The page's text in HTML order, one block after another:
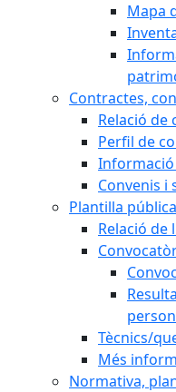
Mapa
Contractes,
Relació de
Perfil de
Convenis i
Plantilla pública
Relació de
Tècnics/
Més
Normativa,